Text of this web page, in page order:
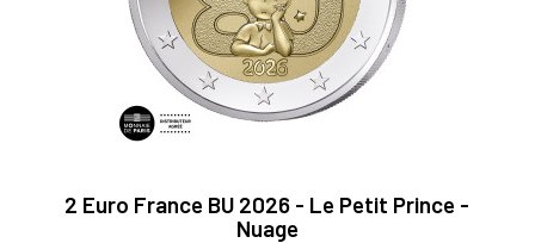
2 Euro France BU 2026 - Le Petit Prince -
Nuage